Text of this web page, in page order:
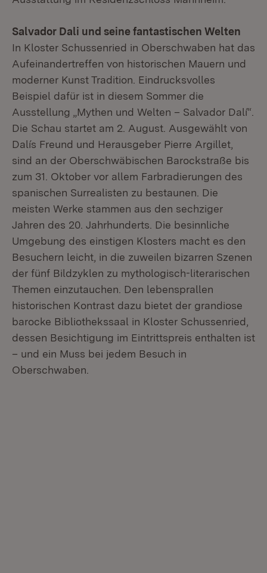
Salvador Dali und seine fantastischen Welten
In Kloster Schussenried in Oberschwaben hat das
Aufeinandertreffen von historischen Mauern und
moderner Kunst Tradition. Eindrucksvolles
Beispiel dafür ist in diesem Sommer die
Ausstellung „Mythen und Welten – Salvador Dalí“.
Die Schau startet am 2. August. Ausgewählt von
Dalís Freund und Herausgeber Pierre Argillet,
sind an der Oberschwäbischen Barockstraße bis
zum 31. Oktober vor allem Farbradierungen des
spanischen Surrealisten zu bestaunen. Die
meisten Werke stammen aus den sechziger
Jahren des 20. Jahrhunderts. Die besinnliche
Umgebung des einstigen Klosters macht es den
Besuchern leicht, in die zuweilen bizarren Szenen
der fünf Bildzyklen zu mythologisch-literarischen
Themen einzutauchen. Den lebensprallen
historischen Kontrast dazu bietet der grandiose
barocke Bibliothekssaal in Kloster Schussenried,
dessen Besichtigung im Eintrittspreis enthalten ist
– und ein Muss bei jedem Besuch in
Oberschwaben.